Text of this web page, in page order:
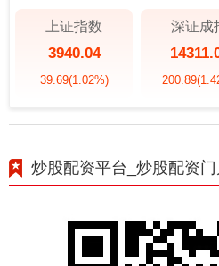
上证指数
3940.04
39.69(1.02%)
深证成
200.89
炒股配资平台_炒股配资